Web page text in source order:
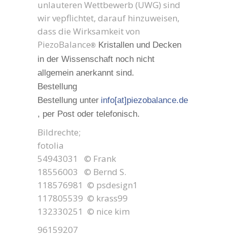
unlauteren Wettbewerb (UWG) sind
wir vepflichtet, darauf hinzuweisen,
dass die Wirksamkeit von
PiezoBalance® Kristallen und Decken
in der Wissenschaft noch nicht
allgemein anerkannt sind.
Bestellung
Bestellung unter info[at]piezobalance.de
, per Post oder telefonisch.
Bildrechte;
fotolia
54943031 © Frank
18556003 © Bernd S.
118576981 © psdesign1
117805539 © krass99
132330251 © nice kim
96159207